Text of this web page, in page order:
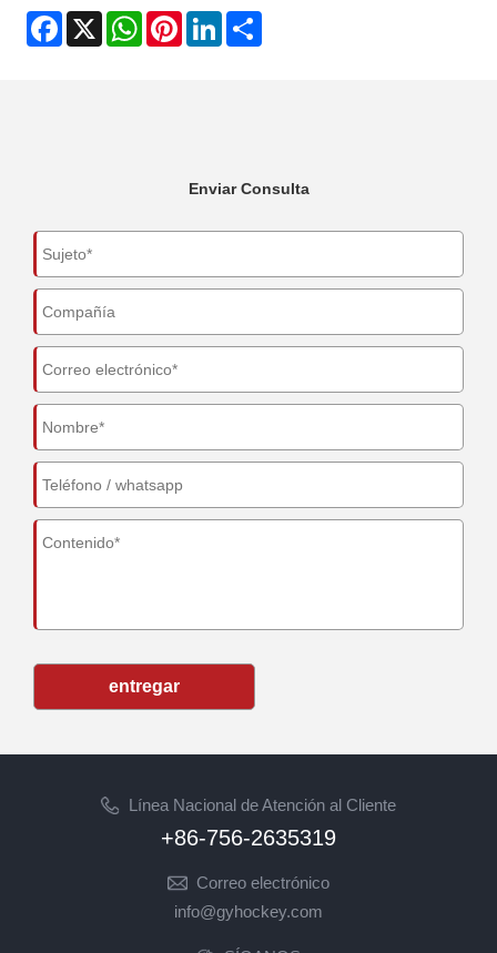
Facebook
X WhatsAppPinterestLinkedIn
Enviar Consulta
entregar
Línea Nacional de Atención al Cliente
+86-756-2635319
Correo electrónico
info@gyhockey.com